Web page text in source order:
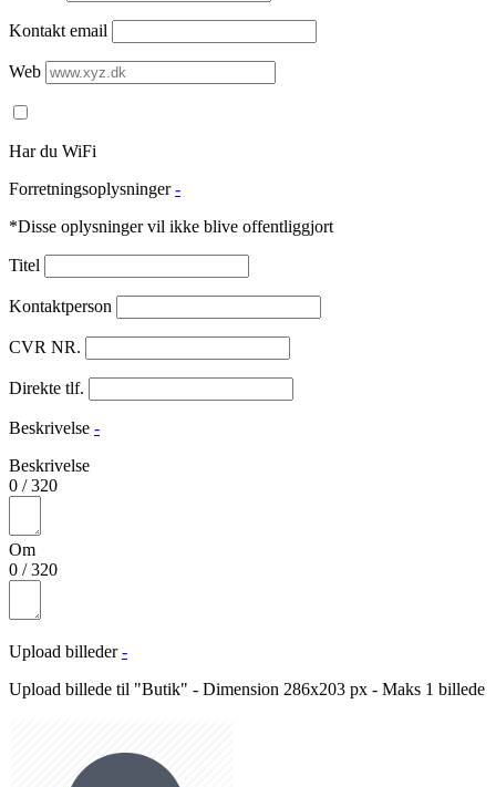
Kontakt email
Web
Har du WiFi
Forretningsoplysninger -
*Disse oplysninger vil ikke blive offentliggjort
Titel
Kontaktperson
CVR NR.
Direkte tlf.
Beskrivelse -
Beskrivelse
0 /320
Om
0 /320
Upload billeder -
Upload billede til "Butik" - Dimension 286x203 px - Maks 1 billede